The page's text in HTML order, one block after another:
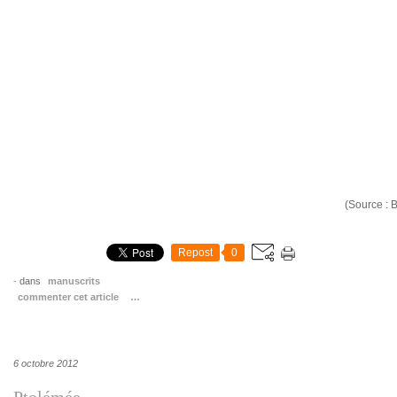
(Source :
Repost 0
- dans
manuscrits
commenter cet article
…
6 octobre 2012